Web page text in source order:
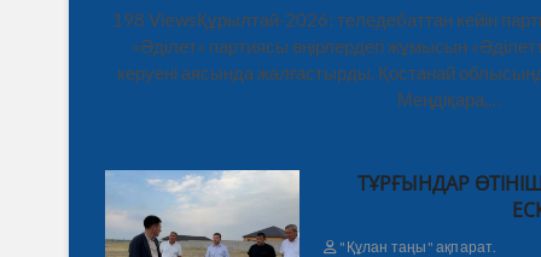
198 ViewsҚұрылтай-2026: теледебаттан кейін
«Әділет» партиясы өңірлердегі жұмысын
керуені аясында жалғастырды. Қостанай
Меңдіқара,…
ТҰРҒЫНДАР
"Құлан таңы" ақпарат.